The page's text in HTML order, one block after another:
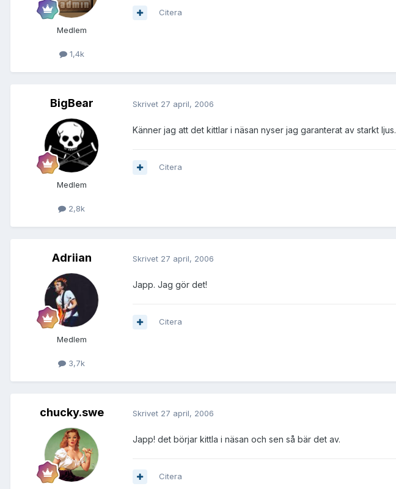
Medlem
1,4k
Citera
BigBear
Medlem
2,8k
Skrivet 27 april, 2006
Känner jag att det kittlar i näsan nyser jag garanterat av starkt ljus.
Citera
Adriian
Medlem
3,7k
Skrivet 27 april, 2006
Japp. Jag gör det!
Citera
chucky.swe Skrivet 27 april, 2006
Japp! det börjar kittla i näsan och sen så bär det av.
Citera